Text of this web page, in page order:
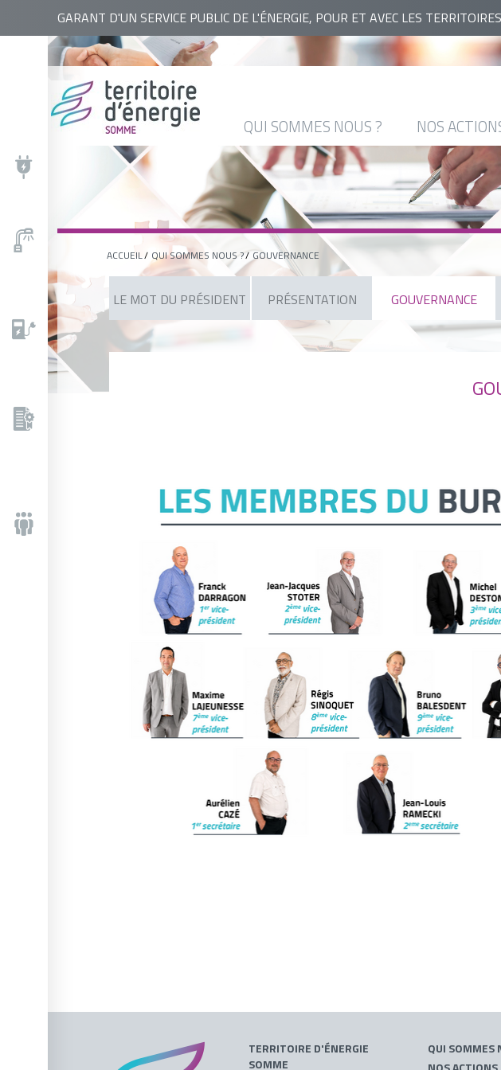
GARANT D'UN SERVICE PUBLIC DE L'ÉNERGIE, POUR ET AVEC LES TERRITOIRES
RECHERCHER
QUI SOMMES NOUS ? NOS
ACCUEIL QUI SOMMES NOUS ? GOUVERNANCE
LE MOT DU PRÉSIDENT PRÉSENTATION GOUVERNANCE
TERRITOIRE D'ÉNERGIE
SOMME
QUI SOMMES
QUI
SOMMES
NOUS
NOS
ACTIONS
ACTUALITÉS
AGENDA
BASE
DOCUMENTAIRE